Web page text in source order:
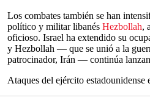
Los combates también se han
político y militar libanés Hezbollah,
oficioso. Israel ha extendido su
y Hezbollah — que se unió a la
patrocinador, Irán — continúa
Ataques del ejército estadounidense